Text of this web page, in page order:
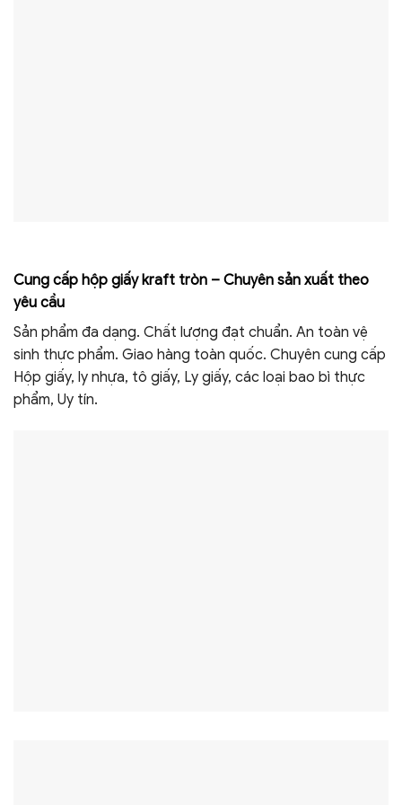
Cung cấp hộp giấy kraft tròn – Chuyên sản xuất theo
yêu cầu
Sản phẩm đa dạng. Chất lượng đạt chuẩn. An toàn vệ
sinh thực phẩm. Giao hàng toàn quốc. Chuyên cung cấp
Hộp giấy, ly nhựa, tô giấy, Ly giấy, các loại bao bì thực
phẩm, Uy tín.